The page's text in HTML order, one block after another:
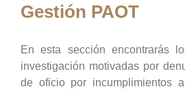
Gestión PAOT
En esta sección encontrarás
investigación motivadas por
de oficio por incumplimientos